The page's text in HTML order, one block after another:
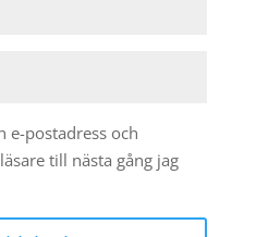
e-postadress och
till nästa gång jag